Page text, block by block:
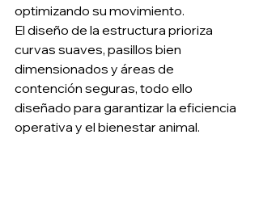
optimizando su movimiento.
El diseño de la estructura prioriza
curvas suaves, pasillos bien
dimensionados y áreas de
contención seguras, todo ello
diseñado para garantizar la eficiencia
operativa y el bienestar animal.